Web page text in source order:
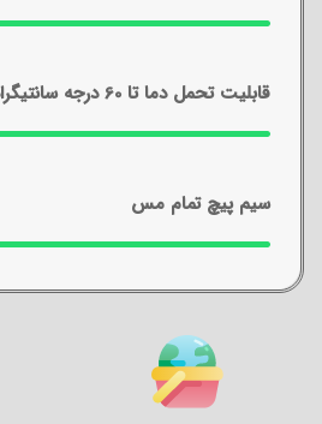
قابلیت تحمل دما تا 60 درجه سانتیگراد
سیم پیچ تمام مس